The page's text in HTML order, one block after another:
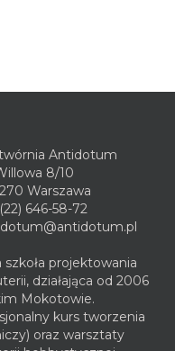
Antidotum
8/10
Warszawa
(22) 646-58-72
projektowania
działająca od 2006
Mokotowie.
kurs tworzenia
oraz warsztaty